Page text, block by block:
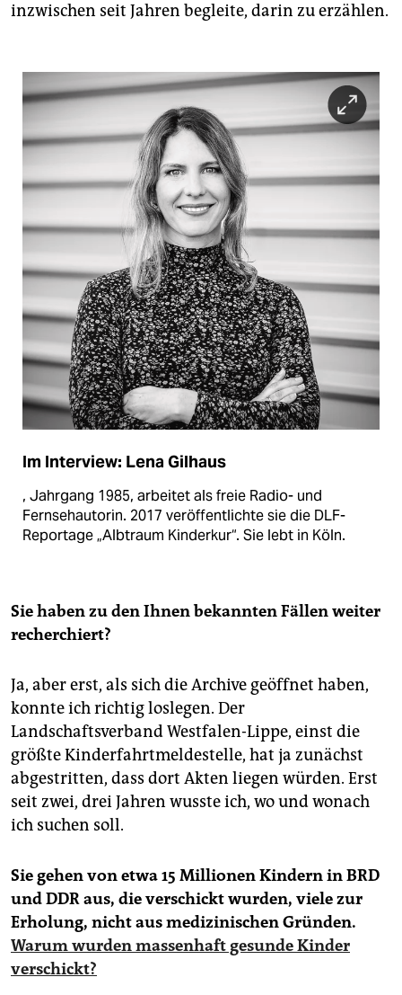
inzwischen seit Jahren begleite, darin zu erzählen.
Im Interview: Lena Gilhaus
, Jahrgang 1985, arbeitet als freie Radio- und
Fernsehautorin. 2017 veröffentlichte sie die DLF-
Reportage „Albtraum Kinderkur“. Sie lebt in Köln.
Sie haben zu den Ihnen bekannten Fällen weiter
recherchiert?
Ja, aber erst, als sich die Archive geöffnet haben,
konnte ich richtig loslegen. Der
Landschaftsverband Westfalen-Lippe, einst die
größte Kinderfahrtmeldestelle, hat ja zunächst
abgestritten, dass dort Akten liegen würden. Erst
seit zwei, drei Jahren wusste ich, wo und wonach
ich suchen soll.
Sie gehen von etwa 15 Millionen Kindern in BRD
und DDR aus, die verschickt wurden, viele zur
Erholung, nicht aus medizinischen Gründen.
Warum wurden massenhaft gesunde Kinder
verschickt?